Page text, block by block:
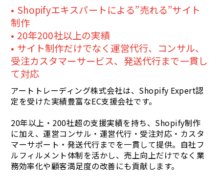
Shopifyエキスパートによる”売れる”サイト
制作
20年200社以上の実績
サイト制作だけでなく運営代行、コンサル、
受注カスタマーサービス、発送代行まで一貫し
て対応
アートトレーディング株式会社は、Shopify Expert認
定を受けた実績豊富なEC支援会社です。
20年以上・200社超の支援実績を持ち、Shopify制作
に加え、運営コンサル・運営代行・受注対応・カスタ
マーサポート・発送代行までを一貫して提供。自社フ
ルフィルメント体制を活かし、売上向上だけでなく業
務効率化や顧客満足度の改善にも貢献します。